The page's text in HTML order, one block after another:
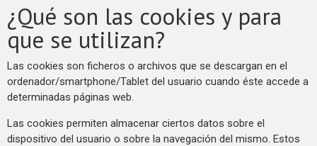
¿Qué son las cookies y para
que se utilizan?
Las cookies son ficheros o archivos que se descargan en el
ordenador/smartphone/Tablet del usuario cuando éste accede a
determinadas páginas web.
Las cookies permiten almacenar ciertos datos sobre el
dispositivo del usuario o sobre la navegación del mismo. Estos